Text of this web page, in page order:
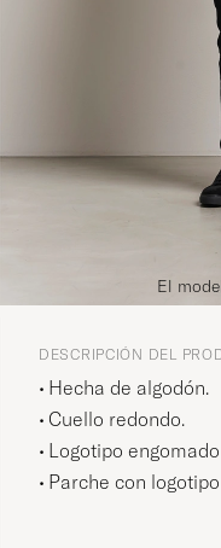
El
DESCRIPCIÓN DEL
Hecha de algodón.
Cuello redondo.
Logotipo
Parche con